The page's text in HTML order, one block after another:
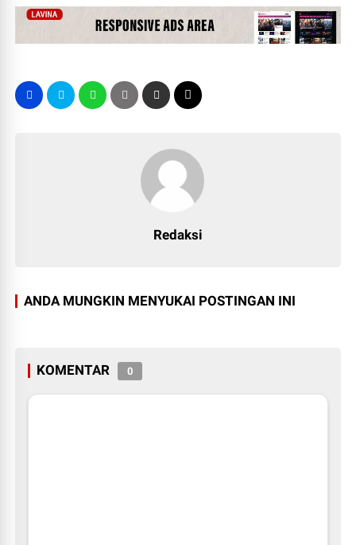
Redaksi
ANDA MUNGKIN MENYUKAI POSTINGAN INI
KOMENTAR 0